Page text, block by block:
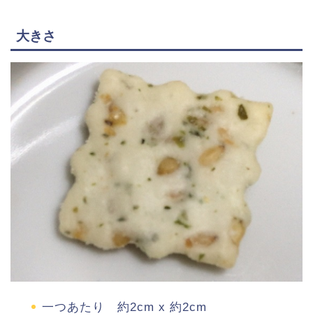
大きさ
一つあたり 約2cm x 約2cm